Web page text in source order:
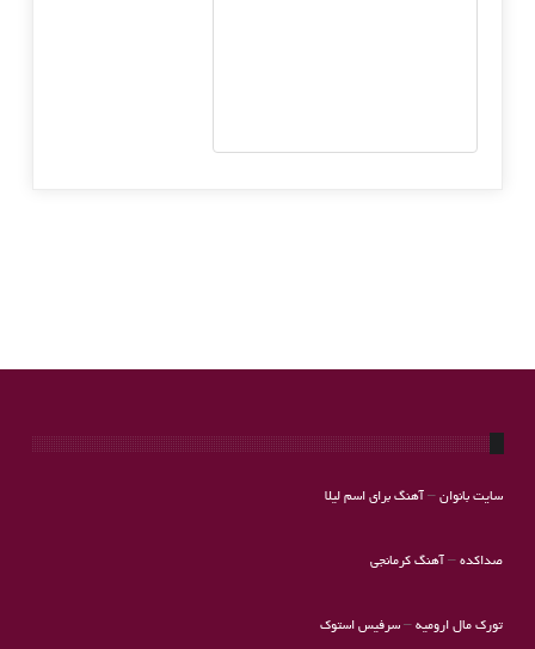
سایت بانوان– آهنگ برای اسم لیلا
صداکده– آهنگ کرمانجی
تورک مال ارومیه–سرفیس استوک